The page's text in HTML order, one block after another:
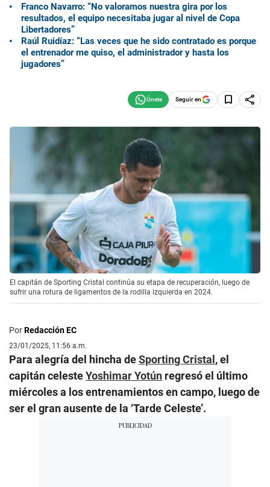
Franco Navarro: “No valoramos nuestra gira por los
resultados, el equipo necesitaba jugar al nivel de Copa
Libertadores”
Raúl Ruidíaz: “Las veces que he sido contratado es porque
el entrenador me quiso, el administrador y hasta los
jugadores”
Seguir en
El capitán de Sporting Cristal continúa su etapa de recuperación, luego de
sufrir una rotura de ligamentos de la rodilla izquierda en 2024.
PorRedacción EC
23/01/2025, 11:56 a.m.
Para alegría del hincha deSporting Cristal , el
capitán celesteYoshimar Yotún regresó el último
miércoles a los entrenamientos en campo, luego de
ser el gran ausente de la ‘Tarde Celeste’.